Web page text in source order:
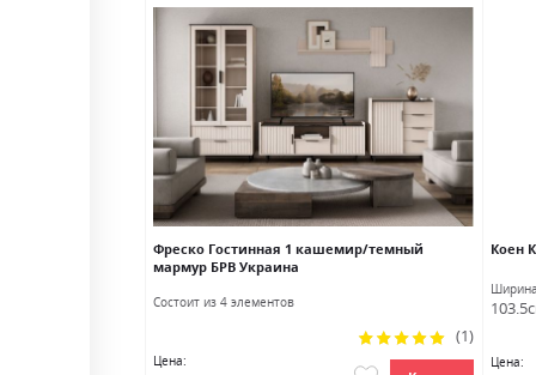
Фреско Гостинная 1 кашемир/темный
мармур БРВ Украина
Состоит из 4 элементов
Цена:
Рейтинг:
100%
(1)
Коен
Ширина
Цена: